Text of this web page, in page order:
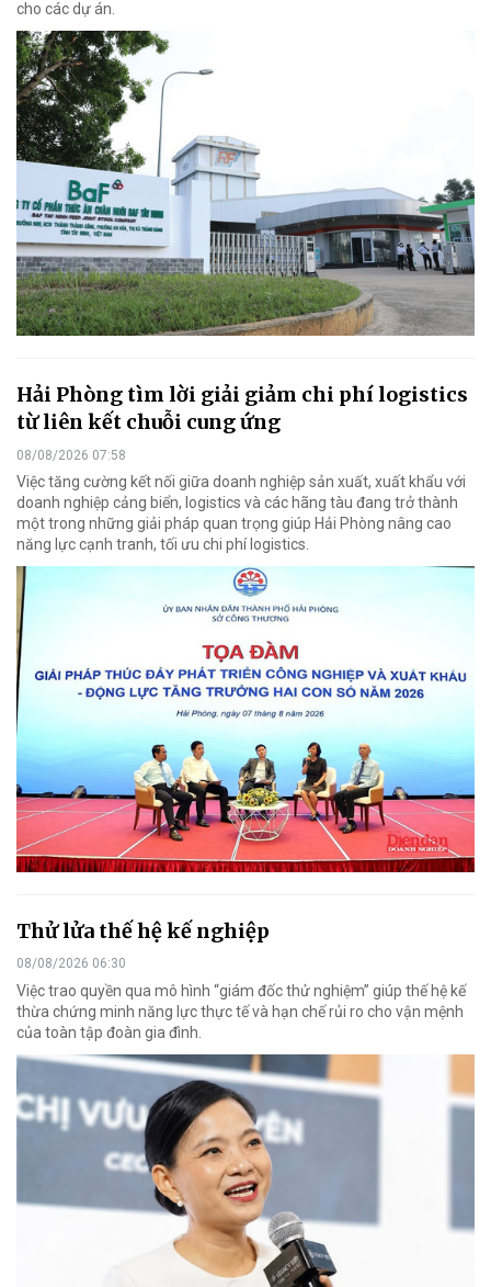
cho các dự án.
Hải Phòng tìm lời giải giảm chi phí logistics
từ liên kết chuỗi cung ứng
08/08/2026 07:58
Việc tăng cường kết nối giữa doanh nghiệp sản xuất, xuất khẩu với
doanh nghiệp cảng biển, logistics và các hãng tàu đang trở thành
một trong những giải pháp quan trọng giúp Hải Phòng nâng cao
năng lực cạnh tranh, tối ưu chi phí logistics.
Thử lửa thế hệ kế nghiệp
08/08/2026 06:30
Việc trao quyền qua mô hình “giám đốc thử nghiệm” giúp thế hệ kế
thừa chứng minh năng lực thực tế và hạn chế rủi ro cho vận mệnh
của toàn tập đoàn gia đình.